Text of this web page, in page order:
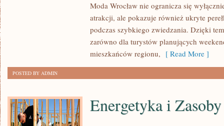
Moda Wrocław nie ogranicza się
atrakcji, ale pokazuje również ukryte
podczas szybkiego zwiedzania. Dzięki
zarówno dla turystów planujących
mieszkańców regionu, [ Read More ]
POSTED BY ADMIN
Energetyka i Zasoby